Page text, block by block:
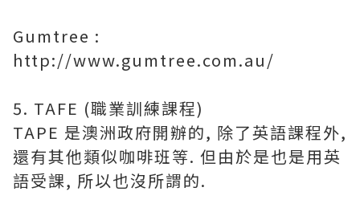
Gumtree :
http://www.gumtree.com.au/
5. TAFE (職業訓練課程)
TAPE 是澳洲政府開辦的, 除了英語課程外,
還有其他類似咖啡班等. 但由於是也是用英
語受課, 所以也沒所謂的.